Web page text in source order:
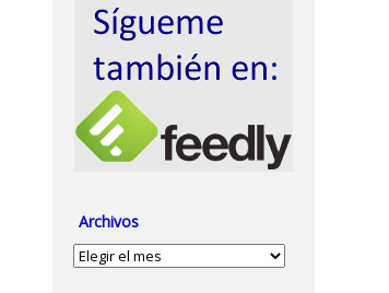
Archivos
Archivos